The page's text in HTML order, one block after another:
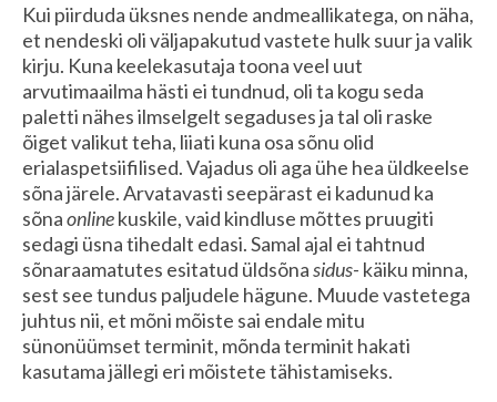
Kui piirduda üksnes nende andmeallikatega, on näha,
et nendeski oli väljapakutud vastete hulk suur ja valik
kirju. Kuna keelekasutaja toona veel uut
arvutimaailma hästi ei tundnud, oli ta kogu seda
paletti nähes ilmselgelt segaduses ja tal oli raske
õiget valikut teha, liiati kuna osa sõnu olid
erialaspetsiifilised. Vajadus oli aga ühe hea üldkeelse
sõna järele. Arvatavasti seepärast ei kadunud ka
sõnaonlinekuskile, vaid kindluse mõttes pruugiti
sedagi üsna tihedalt edasi. Samal ajal ei tahtnud
sõnaraamatutes esitatud üldsõnasidus- käiku minna,
sest see tundus paljudele hägune. Muude vastetega
juhtus nii, et mõni mõiste sai endale mitu
sünonüümset terminit, mõnda terminit hakati
kasutama jällegi eri mõistete tähistamiseks.